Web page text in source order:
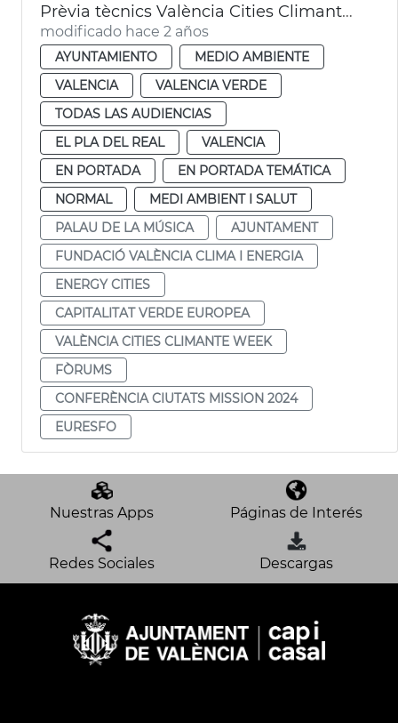
Prèvia tècnics València Cities Climante Week
modificado hace 2 años
AYUNTAMIENTO
MEDIO AMBIENTE
VALENCIA
VALENCIA VERDE
TODAS LAS AUDIENCIAS
EL PLA DEL REAL
VALENCIA
EN PORTADA
EN PORTADA TEMÁTICA
NORMAL
MEDI AMBIENT I SALUT
PALAU DE LA MÚSICA
AJUNTAMENT
FUNDACIÓ VALÈNCIA CLIMA I ENERGIA
ENERGY CITIES
CAPITALITAT VERDE EUROPEA
VALÈNCIA CITIES CLIMANTE WEEK
FÒRUMS
CONFERÈNCIA CIUTATS MISSION 2024
EURESFO
Nuestras Apps Páginas de Interés
Redes Sociales Descargas